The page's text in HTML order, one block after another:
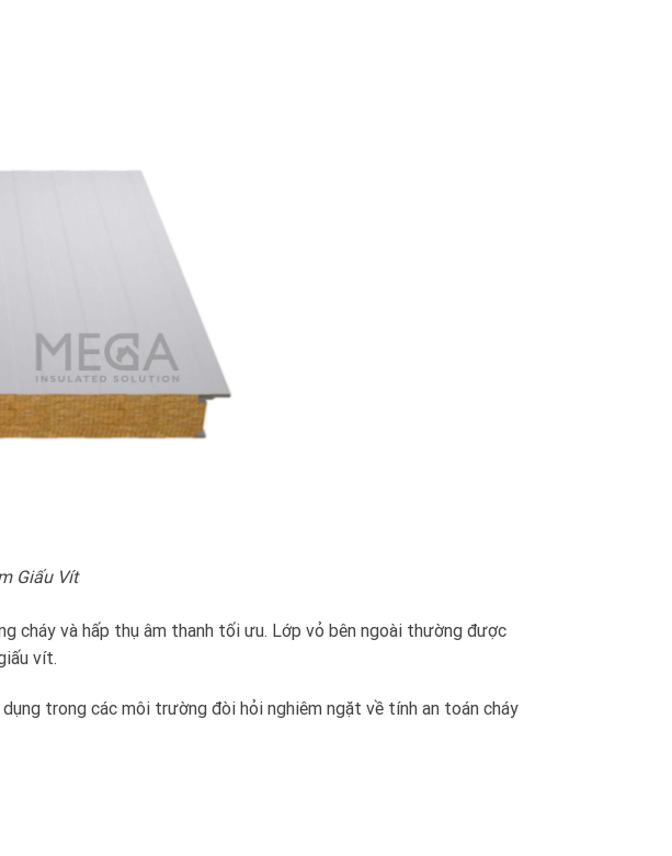
Giấu Vít
cháy và hấp thụ âm thanh tối ưu. Lớp vỏ bên ngoài thường được
vít.
trong các môi trường đòi hỏi nghiêm ngặt về tính an toán cháy